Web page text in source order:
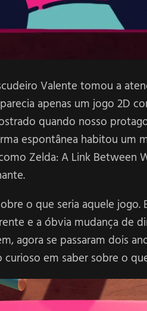
Valente tomou a
apenas um jogo 2D
quando nosso
espontânea habitou um
Zelda: A Link Between
o que seria aquele
e a óbvia mudança de
agora se passaram dois
em saber sobre o